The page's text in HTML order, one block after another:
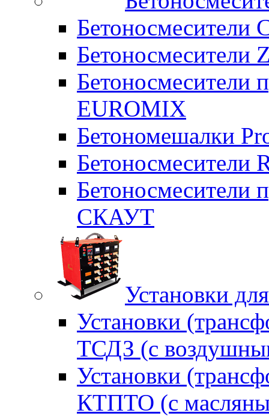
Бетоносмесители
Бетоносмесители
Бетоносмесители
EUROMIX
Бетономешалки
Бетоносмесители
Бетоносмесители
СКАУТ
Установки
Установки
ТСДЗ (c
Установки
КТПТО (c